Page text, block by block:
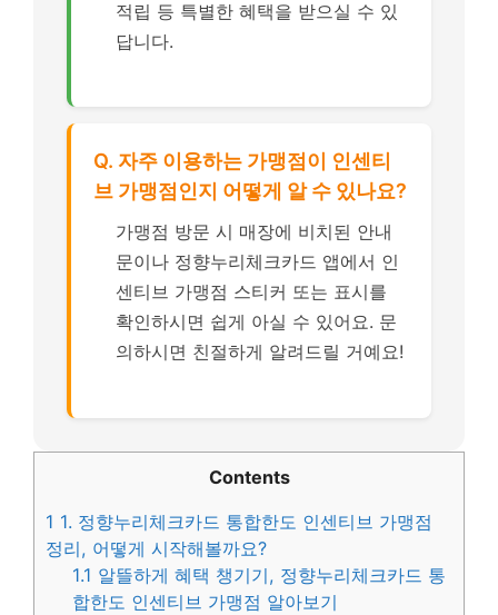
적립 등 특별한 혜택을 받으실 수 있
답니다.
Q. 자주 이용하는 가맹점이 인센티
브 가맹점인지 어떻게 알 수 있나요?
가맹점 방문 시 매장에 비치된 안내
문이나 정향누리체크카드 앱에서 인
센티브 가맹점 스티커 또는 표시를
확인하시면 쉽게 아실 수 있어요. 문
의하시면 친절하게 알려드릴 거예요!
Contents
1 1. 정향누리체크카드 통합한도 인센티브 가맹점
정리, 어떻게 시작해볼까요?
1.1 알뜰하게 혜택 챙기기, 정향누리체크카드 통
합한도 인센티브 가맹점 알아보기